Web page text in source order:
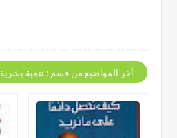
أخر المواضيع من قسم : تنمية بشرية